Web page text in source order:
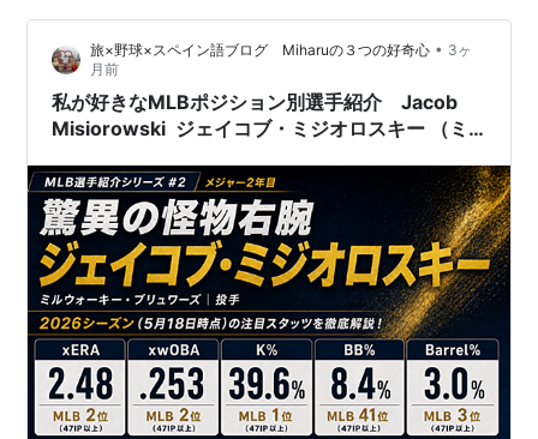
旅×野球×スペイン語ブログ Miharuの３つの好奇心 • 3ヶ
月前
私が好きなMLBポジション別選手紹介 Jacob
Misiorowski ジェイコブ・ミジオロスキー （ミ